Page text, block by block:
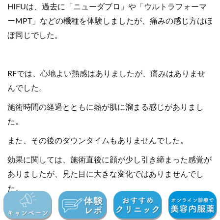
HIFUは、過去に「ニューダブロ」や「ウルトラフォーマ
ーMPT」などの機種を体験しましたが、痛みの感じ方はほ
ぼ同じでした。
RFでは、心地よい熱感はありましたが、痛みはありませ
んでした。
施術時間の経過とともに熱が肌に溜まる感じがありまし
た。
また、その後のダウンタイムもありませんでした。
効果に関しては、施術直後に顔が少し引き締まった感覚が
ありましたが、見た目に大きな変化ではありませんでし
た。